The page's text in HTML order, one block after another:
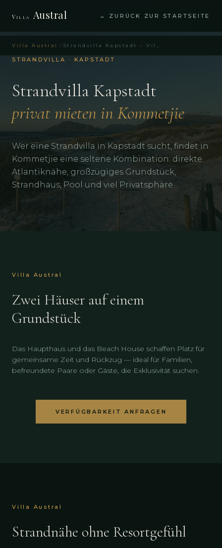
Villa Austral Strandvilla Kapstadt – Villa Austral Kommetjie
Villa Austral ← ZURÜCK ZUR STARTSEITE
STRANDVILLA · KAPSTADT
Strandvilla Kapstadt
privat mieten in Kommetjie
Wer eine Strandvilla in Kapstadt sucht, findet in
Kommetjie eine seltene Kombination: direkte
Atlantiknähe, großzügiges Grundstück,
Strandhaus, Pool und viel Privatsphäre.
Villa Austral
Zwei Häuser auf einem
Grundstück
Das Haupthaus und das Beach House schaffen Platz für
gemeinsame Zeit und Rückzug — ideal für Familien,
befreundete Paare oder Gäste, die Exklusivität suchen.
VERFÜGBARKEIT ANFRAGEN
Villa Austral
Strandnähe ohne Resortgefühl